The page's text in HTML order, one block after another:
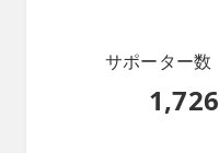
サポーター数
1,726